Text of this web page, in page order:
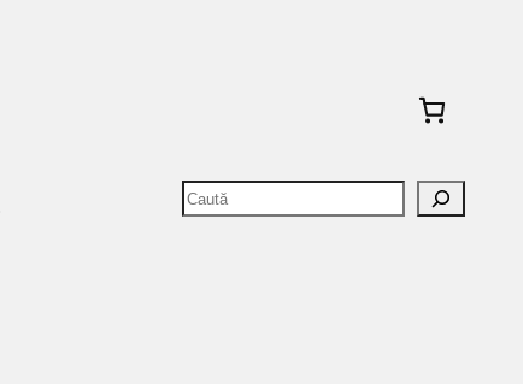
Caută